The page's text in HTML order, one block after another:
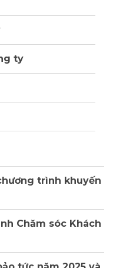
ty
trình khuyến
Chăm sóc Khách